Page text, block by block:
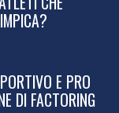
E PRO
DI FACTORING